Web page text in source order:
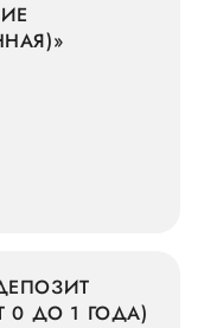
0 ДО 1 ГОДА)